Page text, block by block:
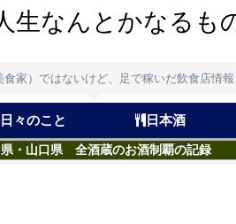
生なんとかなるも
家）ではないけど、足で稼いだ飲食店情報
日々のこと 日本酒
県・山口県 全酒蔵のお酒制覇の記録